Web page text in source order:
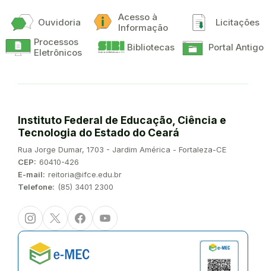
Ouvidoria
Acesso à
Informação
Licitações
Processos
Eletrônicos
Bibliotecas Portal Antigo
Instituto Federal de Educação, Ciência e
Tecnologia do Estado do Ceará
Endereço:
Rua Jorge Dumar, 1703 - Jardim América - Fortaleza-CE
CEP: 60410-426
E-mail: reitoria@ifce.edu.br
Telefone: (85) 3401 2300
InstagramTwitter/XFacebookYoutube